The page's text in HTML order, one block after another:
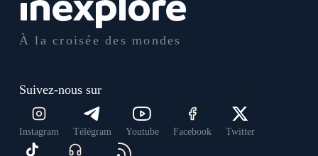
À la croisée des mondes
Suivez-nous sur
Instagram Télégram Youtube Facebook Twitter